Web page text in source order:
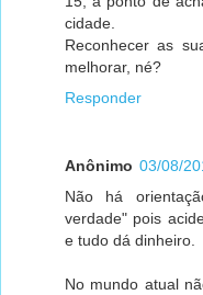
cidade.
Reconhecer as
melhorar, né?
Responder
Anônimo 03/08/
Não há
verdade" pois
e tudo dá dinheiro.
No mundo atual